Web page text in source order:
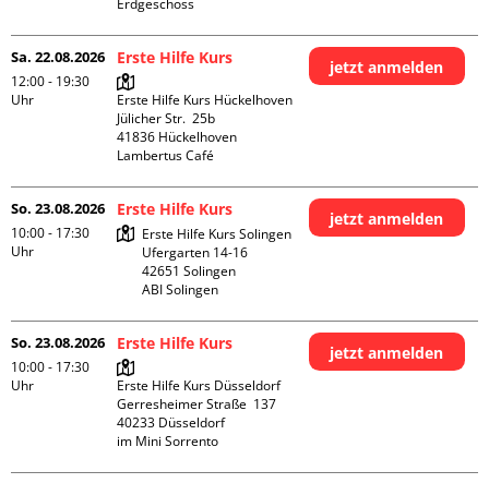
Erdgeschoss
Sa. 22.08.2026
12:00 - 19:30
Uhr
Erste Hilfe Kurs
Erste Hilfe Kurs Hückelhoven
Jülicher Str.  25b
41836 Hückelhoven
Lambertus Café
jetzt anmelden
So. 23.08.2026
10:00 - 17:30
Uhr
Erste Hilfe Kurs
Erste Hilfe Kurs Solingen
Ufergarten 14-16
42651 Solingen
ABI Solingen
jetzt anmelden
So. 23.08.2026
10:00 - 17:30
Uhr
Erste Hilfe Kurs
Erste Hilfe Kurs Düsseldorf
Gerresheimer Straße  137
40233 Düsseldorf
im Mini Sorrento
jetzt anmelden